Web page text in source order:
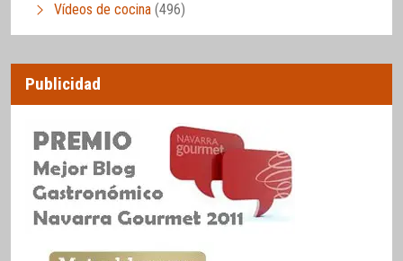
Vídeos de cocina (496)
Publicidad